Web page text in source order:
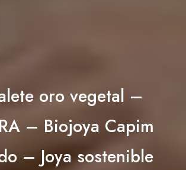
oro vegetal –
– Biojoya Capim
– Joya sostenible